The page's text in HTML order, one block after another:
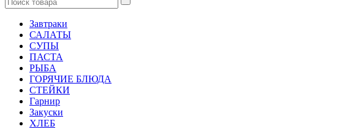
Завтраки
САЛАТЫ
СУПЫ
ПАСТА
РЫБА
ГОРЯЧИЕ БЛЮДА
СТЕЙКИ
Гарнир
Закуски
ХЛЕБ